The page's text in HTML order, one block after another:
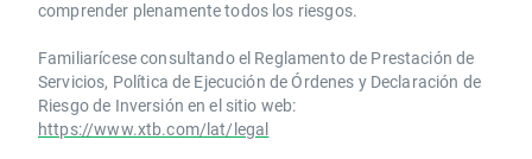
comprender plenamente todos los riesgos.
Familiarícese consultando el Reglamento de Prestación de
Servicios, Política de Ejecución de Órdenes y Declaración de
Riesgo de Inversión en el sitio web:
https://www.xtb.com/lat/legal